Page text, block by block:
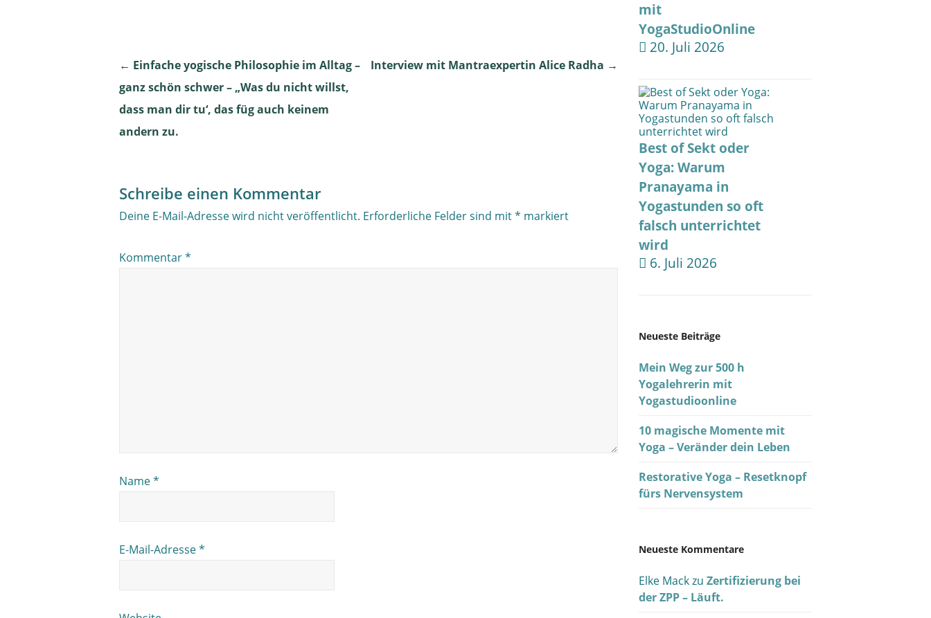
Post
navigation
← Einfache yogische Philosophie im Alltag –
ganz schön schwer – „Was du nicht willst,
dass man dir tu‘, das füg auch keinem
andern zu.
Interview mit Mantraexpertin Alice Radha →
Schreibe einen Kommentar
Deine E-Mail-Adresse wird nicht veröffentlicht. Erforderliche Felder sind mit* markiert
Kommentar*
Name*
E-Mail-Adresse*
mit
YogaStudioOnline
20. Juli 2026
Best of Sekt oder
Yoga: Warum
Pranayama in
Yogastunden so oft
falsch unterrichtet
wird
6. Juli 2026
Neueste Beiträge
Mein Weg zur 500 h
Yogalehrerin mit
Yogastudioonline
10 magische Momente mit
Yoga – Veränder dein Leben
Restorative Yoga – Resetknopf
fürs Nervensystem
Neueste Kommentare
Elke Mackzu Zertifizierung bei
der ZPP – Läuft.